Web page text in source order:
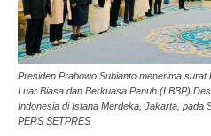
Presiden Prabowo Subianto menerima
Luar Biasa dan Berkuasa Penuh (LBBP)
Indonesia di Istana Merdeka, Jakarta, pada
PERS SETPRES